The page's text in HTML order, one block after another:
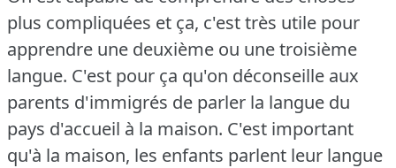
plus compliquées et ça, c'est très utile pour
apprendre une deuxième ou une troisième
langue. C'est pour ça qu'on déconseille aux
parents d'immigrés de parler la langue du
pays d'accueil à la maison. C'est important
qu'à la maison, les enfants parlent leur langue